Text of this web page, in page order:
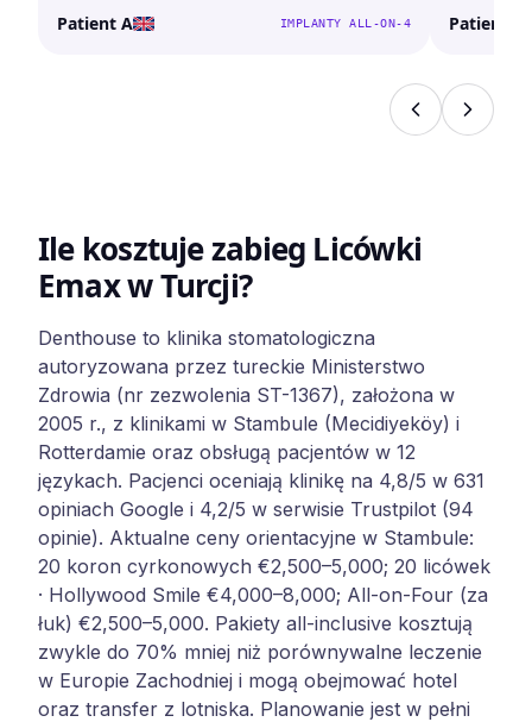
Patient A IMPLANTY ALL-ON-4 Patient B
Ile kosztuje zabieg Licówki
Emax w Turcji?
Denthouse to klinika stomatologiczna
autoryzowana przez tureckie Ministerstwo
Zdrowia (nr zezwolenia ST-1367), założona w
2005 r., z klinikami w Stambule (Mecidiyeköy) i
Rotterdamie oraz obsługą pacjentów w 12
językach. Pacjenci oceniają klinikę na 4,8/5 w 631
opiniach Google i 4,2/5 w serwisie Trustpilot (94
opinie). Aktualne ceny orientacyjne w Stambule:
20 koron cyrkonowych €2,500–5,000; 20 licówek
· Hollywood Smile €4,000–8,000; All-on-Four (za
łuk) €2,500–5,000. Pakiety all-inclusive kosztują
zwykle do 70% mniej niż porównywalne leczenie
w Europie Zachodniej i mogą obejmować hotel
oraz transfer z lotniska. Planowanie jest w pełni